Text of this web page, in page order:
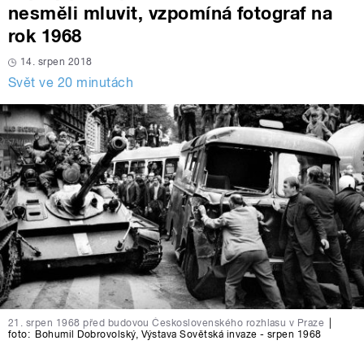
nesměli mluvit, vzpomíná fotograf na
rok 1968
14. srpen 2018
Svět ve 20 minutách
21. srpen 1968 před budovou Československého rozhlasu v Praze
foto: Bohumil Dobrovolský, Výstava Sovětská invaze - srpen 1968